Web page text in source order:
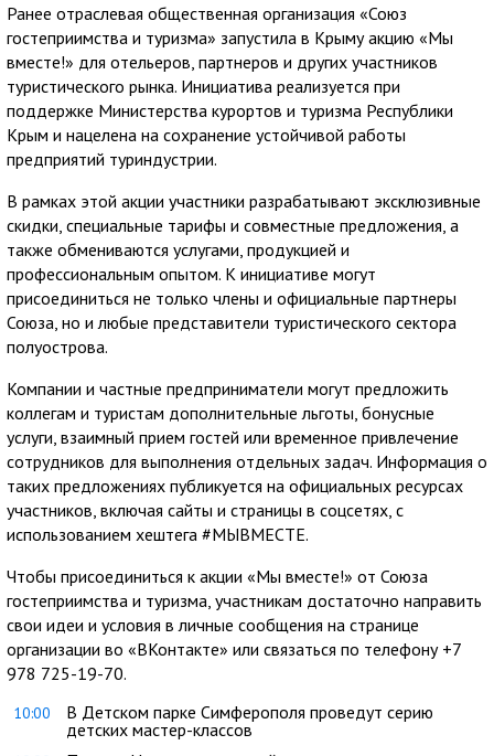
Ранее отраслевая общественная организация «Союз
гостеприимства и туризма» запустила в Крыму акцию «Мы
вместе!» для отельеров, партнеров и других участников
туристического рынка. Инициатива реализуется при
поддержке Министерства курортов и туризма Республики
Крым и нацелена на сохранение устойчивой работы
предприятий туриндустрии.
В рамках этой акции участники разрабатывают эксклюзивные
скидки, специальные тарифы и совместные предложения, а
также обмениваются услугами, продукцией и
профессиональным опытом. К инициативе могут
присоединиться не только члены и официальные партнеры
Союза, но и любые представители туристического сектора
полуострова.
Компании и частные предприниматели могут предложить
коллегам и туристам дополнительные льготы, бонусные
услуги, взаимный прием гостей или временное привлечение
сотрудников для выполнения отдельных задач. Информация о
таких предложениях публикуется на официальных ресурсах
участников, включая сайты и страницы в соцсетях, с
использованием хештега #МЫВМЕСТЕ.
Чтобы присоединиться к акции «Мы вместе!» от Союза
гостеприимства и туризма, участникам достаточно направить
свои идеи и условия в личные сообщения на странице
организации во «ВКонтакте» или связаться по телефону +7
978 725-19-70.
10:00
В Детском парке Симферополя проведут серию
детских мастер-классов